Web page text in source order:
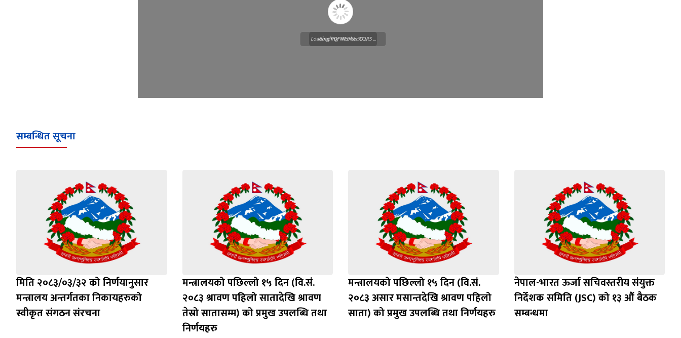
Loading WEBGL 3D ...
Loading PDF Worker CORS ...
सम्बन्धित सूचना
मिति २०८३/०३/३२ को निर्णयानुसार
मन्त्रालय अन्तर्गतका निकायहरुको
स्वीकृत संगठन संरचना
मन्त्रालयको पछिल्लो १५ दिन (वि.सं.
२०८३ श्रावण पहिलो सातादेखि श्रावण
तेस्रो सातासम्म) को प्रमुख उपलब्धि तथा
निर्णयहरु
मन्त्रालयको पछिल्लो १५ दिन (वि.सं.
२०८३ असार मसान्तदेखि श्रावण पहिलो
साता) को प्रमुख उपलब्धि तथा निर्णयहरु
नेपाल-भारत ऊर्जा सचिवस्तरीय संयुक्त
निर्देशक समिति (JSC) को १३ औं बैठक
सम्बन्धमा